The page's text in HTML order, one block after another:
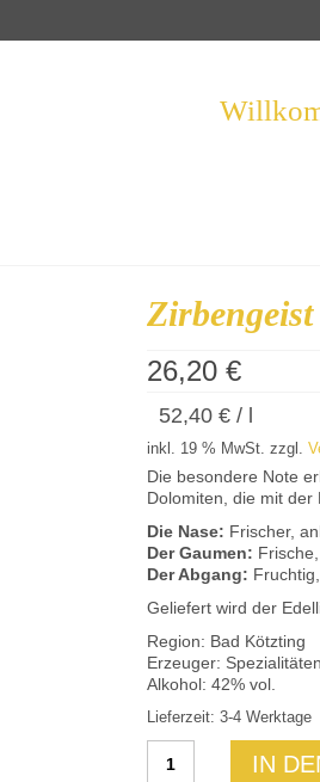
26,20 €
52,40 €/
inkl. 19 % MwSt. zzgl.
Die besondere Note
Dolomiten, die mit der
Die Nase: Frischer,
Der Gaumen:
Der Abgang:
Geliefert wird der
Region: Bad Kötzting
Erzeuger:
Alkohol: 42% vol.
Lieferzeit: 3-4 Werktage
42%
IN